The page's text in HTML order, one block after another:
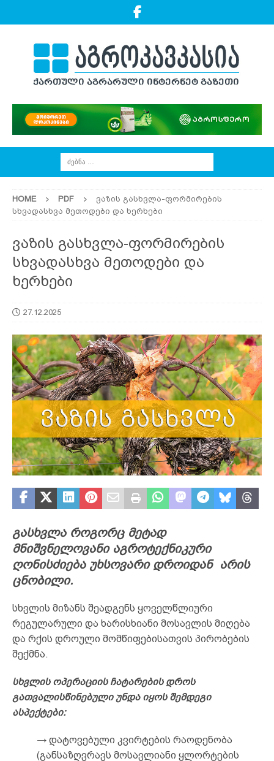
HOME PDF
ვაზის გასხვლა-ფორმირების
სხვადასხვა მეთოდები და ხერხები
ვაზის გასხვლა-ფორმირების
სხვადასხვა მეთოდები და
ხერხები
27.12.2025
გასხვლა როგორც მეტად
მნიშვნელოვანი აგროტექნიკური
ღონისძიება უხსოვარი დროიდან არის
ცნობილი.
სხვლის მიზანს შეადგენს ყოველწლიური
რეგულარული და ხარისხიანი მოსავლის მიღება
და რქის დროული მომწიფებისათვის პირობების
შექმნა.
სხვლის ოპერაციის ჩატარების დროს
გათვალისწინებული უნდა იყოს შემდეგი
ასპექტები:
→ დატოვებული კვირტების რაოდენობა
(განსაზღვრავს მოსავლიანი ყლორტების